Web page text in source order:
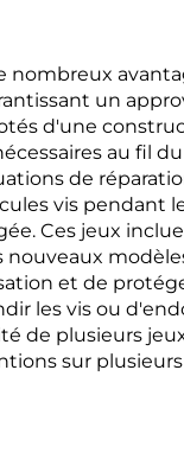
nombreux
un
d'une
au fil
de
vis pendant
Ces jeux
et de
les vis ou
de plusieurs
sur